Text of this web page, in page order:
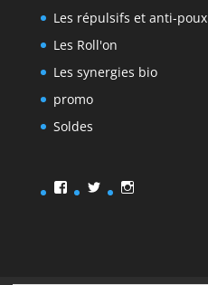
Les répulsifs et anti-poux
Les Roll'on
Les synergies bio
promo
Soldes
Facebook
TwitterInstagram